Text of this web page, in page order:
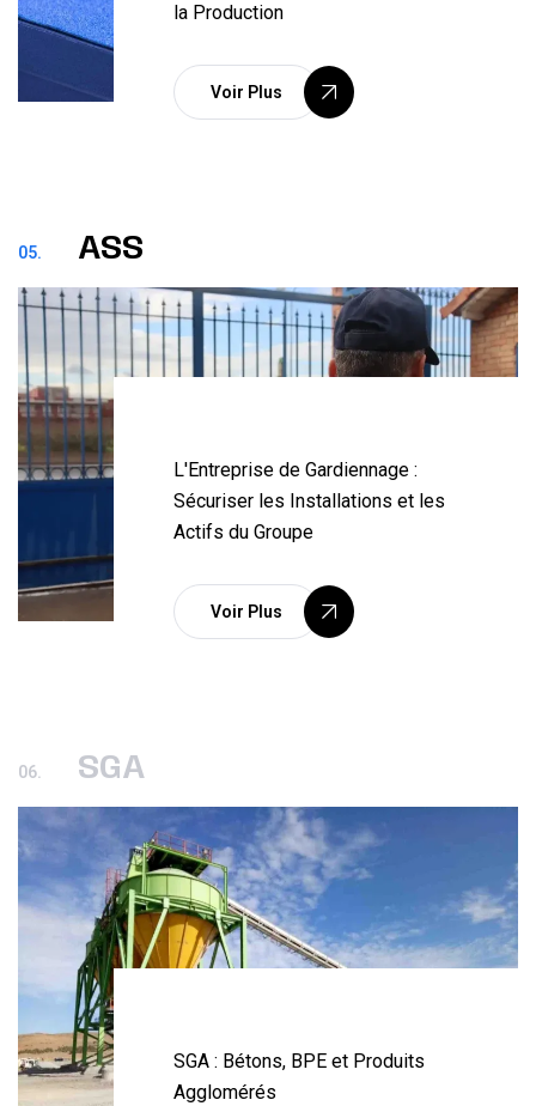
05. ASS
06. SGA
la Production
Voir Plus
L'Entreprise de Gardiennage :
Sécuriser les Installations et les
Actifs du Groupe
Voir Plus
SGA : Bétons, BPE et Produits
Agglomérés